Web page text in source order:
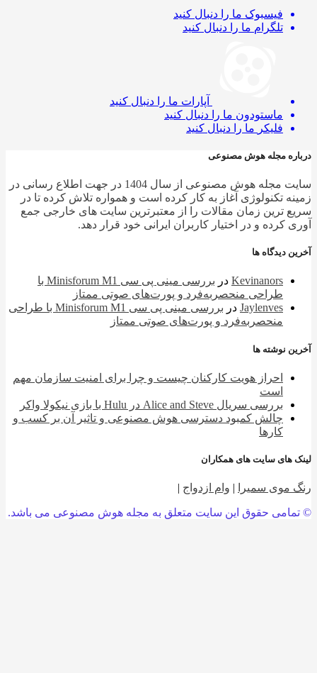
فیسبوک ما را دنبال کنید
تلگرام ما را دنبال کنید
آپارات ما را دنبال کنید
ماستودون ما را دنبال کنید
فلیکر ما را دنبال کنید
مجله هوش مصنوعی
سایت مجله هوش مصنوعی از سال 1404 در جهت اطلاع رسانی در
تکنولوژی آغاز به کار کرده است و همواره تلاش کرده تا در
ترین زمان مقالات را از معتبرترین سایت های خارجی جمع
کرده و در اختیار کاربران ایرانی خود قرار دهد.
دیدگاه ها
Kevinanorsدر
بررسی مینی پی ‌سی Minisforum M1 با
طراحی منحصربه‌فرد و پورت‌های صوتی ممتاز
Jaylenvesدر
بررسی مینی پی ‌سی Minisforum M1 با طراحی
منحصربه‌فرد و پورت‌های صوتی ممتاز
نوشته ها
احراز هویت کارکنان چیست و چرا برای امنیت سازمان مهم
بررسی سریال Alice and Steve در Hulu با بازی نیکولا واکر
چالش کمبود دسترسی هوش مصنوعی و تاثیر آن بر کسب و
کارها
های سایت های همکاران
موی سمیرا|وام ازدواج |
حقوق این سایت متعلق به مجله هوش مصنوعی می باشد.